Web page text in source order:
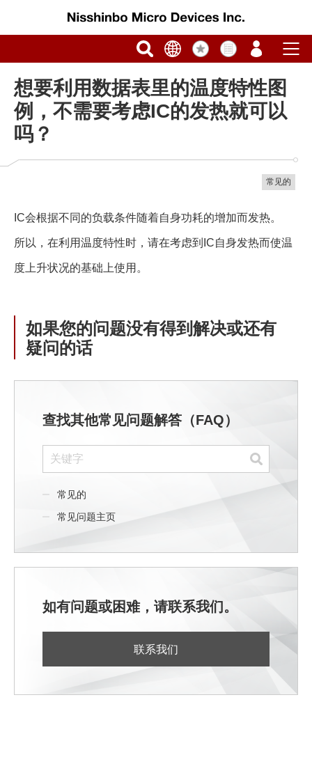
想要利用数据表里的温度特性图
例，不需要考虑IC的发热就可以
吗？
常见的
IC会根据不同的负载条件随着自身功耗的增加而发热。
所以，在利用温度特性时，请在考虑到IC自身发热而使温
度上升状况的基础上使用。
如果您的问题没有得到解决或还有
疑问的话
查找其他常见问题解答（FAQ）
常见的
常见问题主页
如有问题或困难，请联系我们。
联系我们